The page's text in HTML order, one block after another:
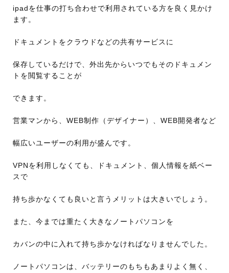
ipadを仕事の打ち合わせで利用されている方を良く見かけ
ます。
ドキュメントをクラウドなどの共有サービスに
保存しているだけで、外出先からいつでもそのドキュメン
トを閲覧することが
できます。
営業マンから、WEB制作（デザイナー）、WEB開発者など
幅広いユーザーの利用が盛んです。
VPNを利用しなくても、ドキュメント、個人情報を紙ベー
スで
持ち歩かなくても良いと言うメリットは大きいでしょう。
また、今までは重たく大きなノートパソコンを
カバンの中に入れて持ち歩かなければなりませんでした。
ノートパソコンは、バッテリーのもちもあまりよく無く、